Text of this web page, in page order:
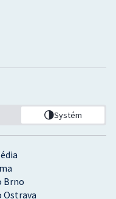
Brno
Ostrava
Systém